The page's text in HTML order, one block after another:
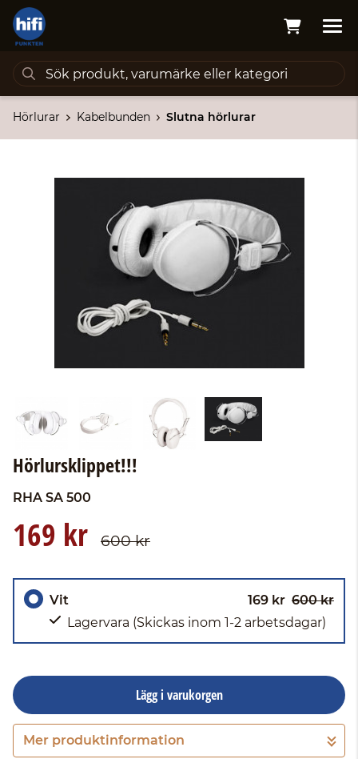
Hörlurar Kabelbunden Slutna hörlurar
Hörlursklippet!!!
RHA SA 500
169 kr 600 kr
Vit 169 kr 600 kr
Lagervara (Skickas inom 1-2 arbetsdagar)
Lägg i varukorgen
Gå till kassan
Mer produktinformation